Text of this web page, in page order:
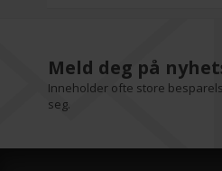
Meld deg på
Inneholder ofte store
seg.